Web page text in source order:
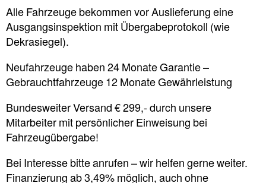
Alle Fahrzeuge bekommen vor Auslieferung eine
Ausgangsinspektion mit Übergabeprotokoll (wie
Dekrasiegel).
Neufahrzeuge haben 24 Monate Garantie –
Gebrauchtfahrzeuge 12 Monate Gewährleistung
Bundesweiter Versand € 299,- durch unsere
Mitarbeiter mit persönlicher Einweisung bei
Fahrzeugübergabe!
Bei Interesse bitte anrufen – wir helfen gerne weiter.
Finanzierung ab 3,49% möglich, auch ohne